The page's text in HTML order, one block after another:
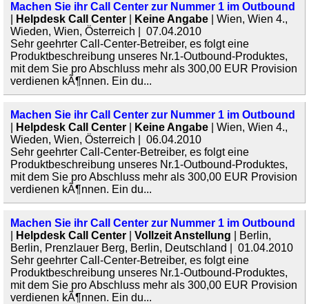
Machen Sie ihr Call Center zur Nummer 1 im Outbound
Helpdesk Call Center Keine Angabe | Wien, Wien 4.,
Wieden, Wien, Österreich | 07.04.2010
Sehr geehrter Call-Center-Betreiber, es folgt eine
Produktbeschreibung unseres Nr.1-Outbound-Produktes,
mit dem Sie pro Abschluss mehr als 300,00 EUR Provision
verdienen kÃ¶nnen. Ein du...
Machen Sie ihr Call Center zur Nummer 1 im Outbound
Helpdesk Call Center Keine Angabe | Wien, Wien 4.,
Wieden, Wien, Österreich | 06.04.2010
Sehr geehrter Call-Center-Betreiber, es folgt eine
Produktbeschreibung unseres Nr.1-Outbound-Produktes,
mit dem Sie pro Abschluss mehr als 300,00 EUR Provision
verdienen kÃ¶nnen. Ein du...
Machen Sie ihr Call Center zur Nummer 1 im Outbound
Helpdesk Call Center Vollzeit Anstellung | Berlin,
Berlin, Prenzlauer Berg, Berlin, Deutschland | 01.04.2010
Sehr geehrter Call-Center-Betreiber, es folgt eine
Produktbeschreibung unseres Nr.1-Outbound-Produktes,
mit dem Sie pro Abschluss mehr als 300,00 EUR Provision
verdienen kÃ¶nnen. Ein du...